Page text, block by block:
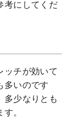
考にしてくだ
ッチが効いて
多いのです
多少なりとも
。